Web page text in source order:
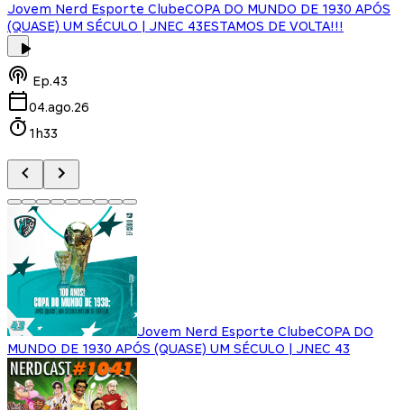
Jovem Nerd Esporte ClubeCOPA DO MUNDO DE 1930 APÓS
(QUASE) UM SÉCULO | JNEC 43ESTAMOS DE VOLTA!!!
Ep.43
04.ago.26
1h33
Jovem Nerd Esporte ClubeCOPA DO
MUNDO DE 1930 APÓS (QUASE) UM SÉCULO | JNEC 43